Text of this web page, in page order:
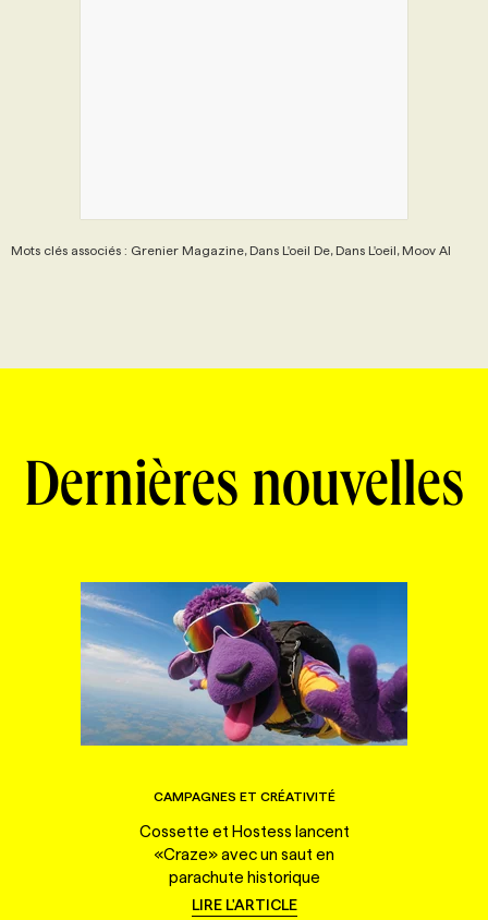
Mots clés associés : Grenier Magazine, Dans L'oeil De, Dans L'oeil, Moov AI
Dernières nouvelles
CAMPAGNES ET CRÉATIVITÉ
Cossette et Hostess lancent
«Craze» avec un saut en
parachute historique
LIRE L'ARTICLE